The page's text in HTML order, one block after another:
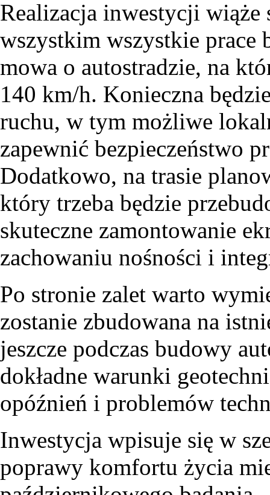
Realizacja inwestycji
wszystkim wszystkie prace
mowa o autostradzie, na
140 km/h. Konieczna
ruchu, w tym możliwe
zapewnić bezpieczeństwo
Dodatkowo, na trasie
który trzeba będzie
skuteczne zamontowanie
zachowaniu nośności i
Po stronie zalet warto
zostanie zbudowana na
jeszcze podczas budowy
dokładne warunki
opóźnień i problemów
Inwestycja wpisuje się w
poprawy komfortu życia